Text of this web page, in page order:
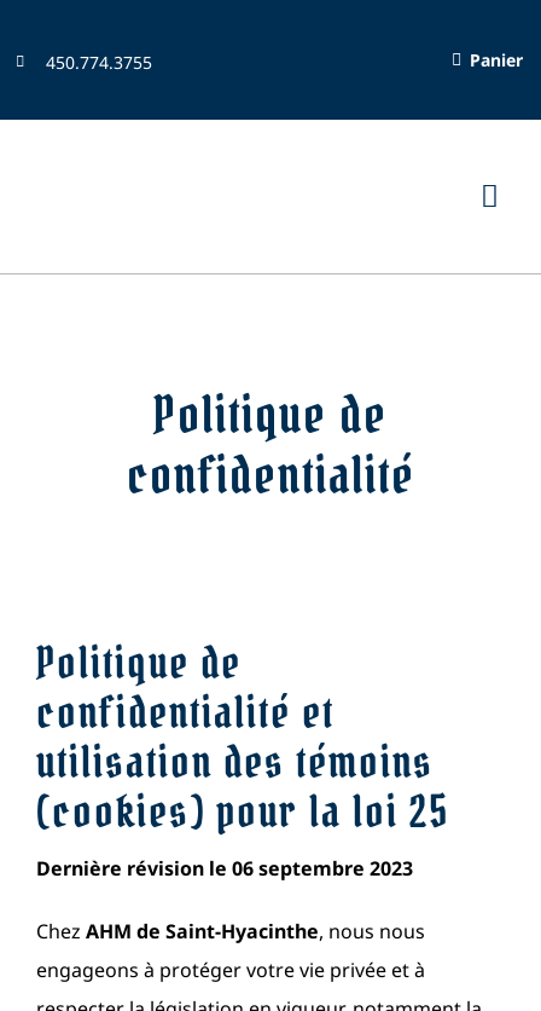
au
450.774.3755 Panier
Accueil
Inscriptions
Liste des tournois
Liens utiles
Politique de la loi 25
Contact
Politique de
confidentialité
Politique de
confidentialité et
utilisation des témoins
(cookies) pour la loi 25
Dernière révision le 06 septembre 2023
Chez AHM de Saint-Hyacinthe, nous nous
engageons à protéger votre vie privée et à